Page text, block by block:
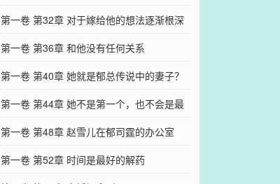
衷
第一卷 第32章 对于嫁给他的想法逐渐根深
蒂固
第一卷 第36章 和他没有任何关系
第一卷 第40章 她就是郁总传说中的妻子？
第一卷 第44章 她不是第一个，也不会是最
后一个
第一卷 第48章 赵雪儿在郁司霆的办公室
第一卷 第52章 时间是最好的解药